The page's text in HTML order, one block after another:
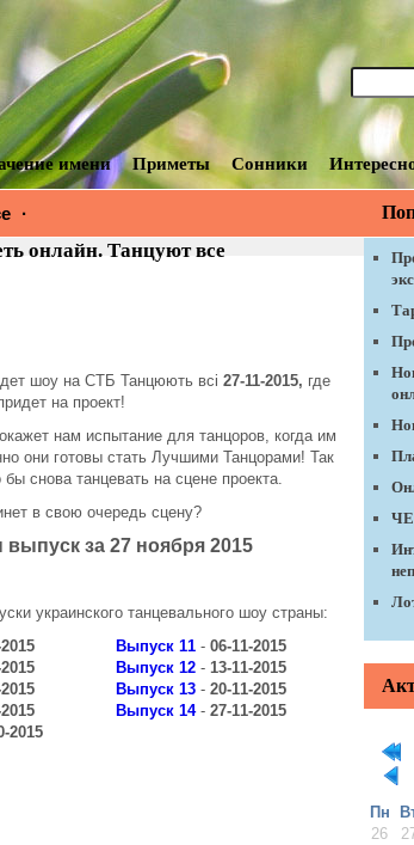
имени Приметы Сонники
·
онлайн. Танцуют все
шоу на СТБ Танцюють всі 27-11-2015, где
на проект!
нам испытание для танцоров, когда им
они готовы стать Лучшими Танцорами! Так
снова танцевать на сцене проекта.
в свою очередь сцену?
за 27 ноября 2015
украинского танцевального шоу страны:
2015
Выпуск 11- 06-11-2015
Выпуск 12- 13-11-2015
Выпуск 13- 20-11-2015
Выпуск 14- 27-11-2015
ЧЕ
Пн
26